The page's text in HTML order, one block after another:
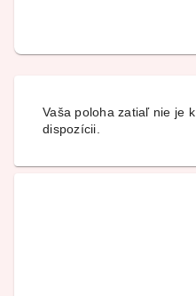
Vaša poloha zatiaľ nie je k
dispozícii.